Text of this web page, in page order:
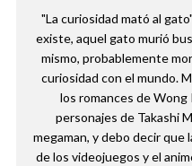
"La curiosidad mató al
existe, aquel gato murió
mismo, probablemente
curiosidad con el mundo.
los romances de
personajes de Takashi
megaman, y debo decir
de los videojuegos y el